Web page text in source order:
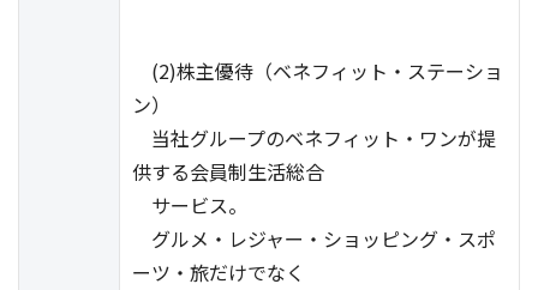
(2)株主優待（ベネフィット・ステーショ
ン）
当社グループのベネフィット・ワンが提
供する会員制生活総合
サービス。
グルメ・レジャー・ショッピング・スポ
ーツ・旅だけでなく